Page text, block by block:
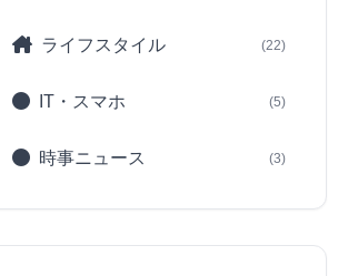
ライフスタイル (22)
IT・スマホ (5)
時事ニュース (3)